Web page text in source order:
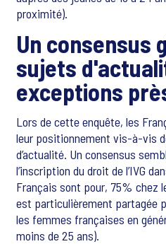
proximité).
Un consensus
sujets
exceptions
Lors de cette enquête, les
leur positionnement vis-à-vis
d’actualité. Un consensus
l’inscription du droit de l’IVG
Français sont pour, 75% chez
est particulièrement partagée
les femmes françaises en
moins de 25 ans).